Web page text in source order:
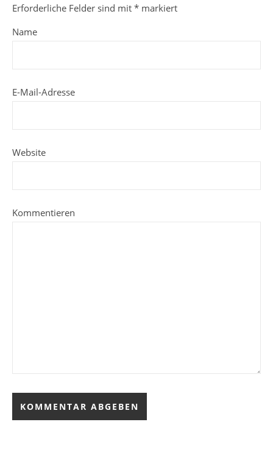
Erforderliche Felder sind mit * markiert
Name
E-Mail-Adresse
Website
Kommentieren